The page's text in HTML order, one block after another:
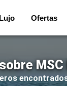
Lujo Ofertas